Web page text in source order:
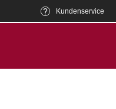
Kundenservice